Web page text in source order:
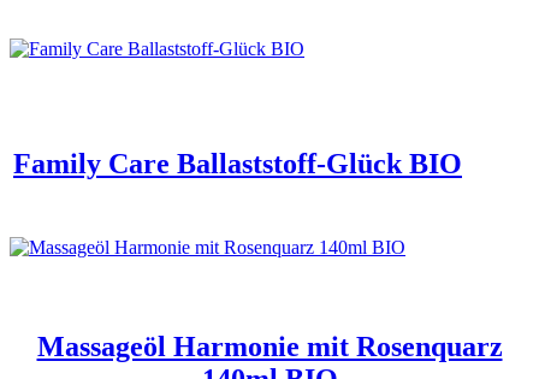
Family Care Ballaststoff-Glück BIO
Massageöl Harmonie mit Rosenquarz